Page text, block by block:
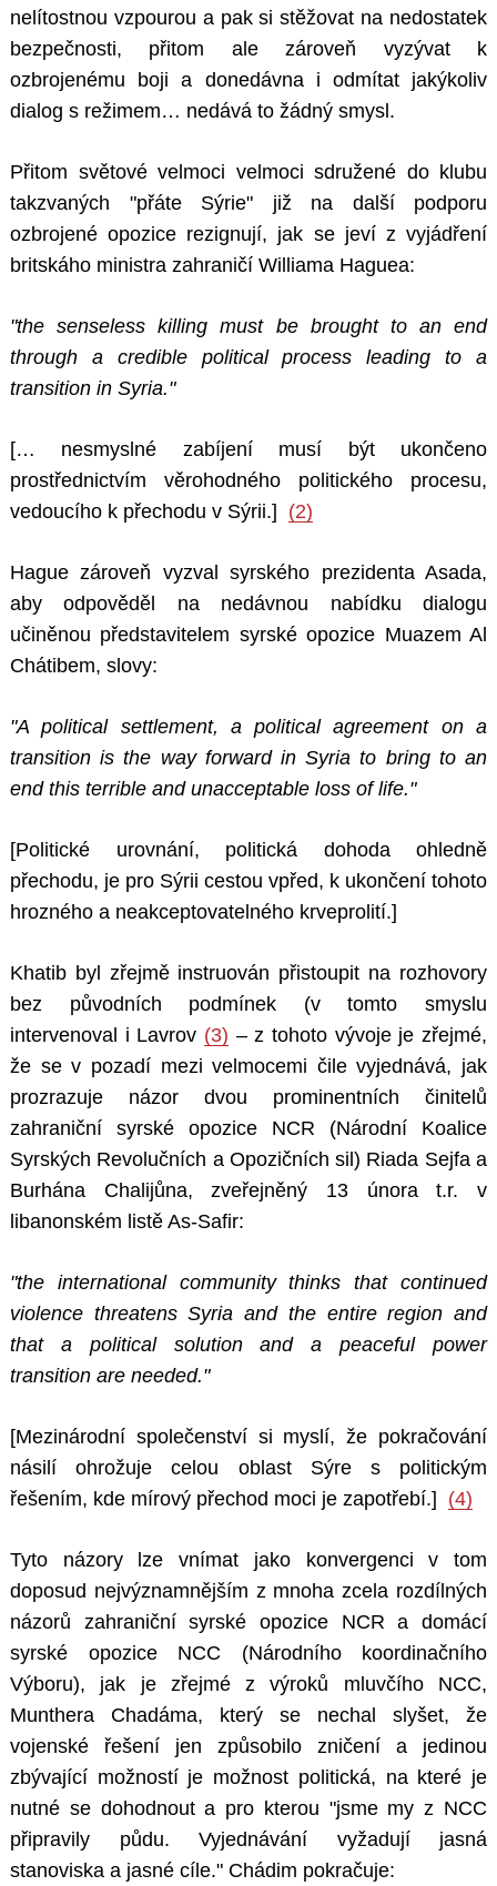
nelítostnou vzpourou a pak si stěžovat na nedostatek
bezpečnosti, přitom ale zároveň vyzývat k
ozbrojenému boji a donedávna i odmítat jakýkoliv
dialog s režimem… nedává to žádný smysl.
Přitom světové velmoci velmoci sdružené do klubu
takzvaných "přáte Sýrie" již na další podporu
ozbrojené opozice rezignují, jak se jeví z vyjádření
britskáho ministra zahraničí Williama Haguea:
"the senseless killing must be brought to an end
through a credible political process leading to a
transition in Syria."
[… nesmyslné zabíjení musí být ukončeno
prostřednictvím věrohodného politického procesu,
vedoucího k přechodu v Sýrii.] (2)
Hague zároveň vyzval syrského prezidenta Asada,
aby odpověděl na nedávnou nabídku dialogu
učiněnou představitelem syrské opozice Muazem Al
Chátibem, slovy:
"A political settlement, a political agreement on a
transition is the way forward in Syria to bring to an
end this terrible and unacceptable loss of life."
[Politické urovnání, politická dohoda ohledně
přechodu, je pro Sýrii cestou vpřed, k ukončení tohoto
hrozného a neakceptovatelného krveprolití.]
Khatib byl zřejmě instruován přistoupit na rozhovory
bez původních podmínek (v tomto smyslu
intervenoval i Lavrov (3) – z tohoto vývoje je zřejmé,
že se v pozadí mezi velmocemi čile vyjednává, jak
prozrazuje názor dvou prominentních činitelů
zahraniční syrské opozice NCR (Národní Koalice
Syrských Revolučních a Opozičních sil) Riada Sejfa a
Burhána Chalijůna, zveřejněný 13 února t.r. v
libanonském listě As-Safir:
"the international community thinks that continued
violence threatens Syria and the entire region and
that a political solution and a peaceful power
transition are needed."
[Mezinárodní společenství si myslí, že pokračování
násilí ohrožuje celou oblast Sýre s politickým
řešením, kde mírový přechod moci je zapotřebí.] (4)
Tyto názory lze vnímat jako konvergenci v tom
doposud nejvýznamnějším z mnoha zcela rozdílných
názorů zahraniční syrské opozice NCR a domácí
syrské opozice NCC (Národního koordinačního
Výboru), jak je zřejmé z výroků mluvčího NCC,
Munthera Chadáma, který se nechal slyšet, že
vojenské řešení jen způsobilo zničení a jedinou
zbývající možností je možnost politická, na které je
nutné se dohodnout a pro kterou "jsme my z NCC
připravily půdu. Vyjednávání vyžadují jasná
stanoviska a jasné cíle." Chádim pokračuje: